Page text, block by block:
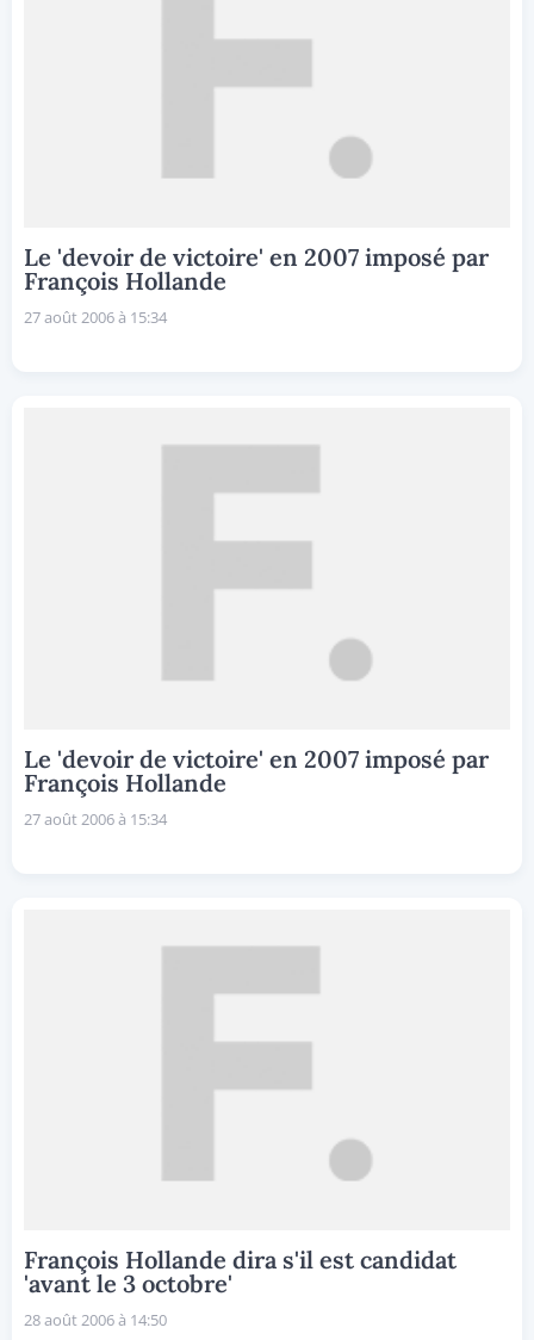
Le 'devoir de victoire' en 2007 imposé par
François Hollande
27 août 2006 à 15:34
Le 'devoir de victoire' en 2007 imposé par
François Hollande
27 août 2006 à 15:34
François Hollande dira s'il est candidat
'avant le 3 octobre'
28 août 2006 à 14:50